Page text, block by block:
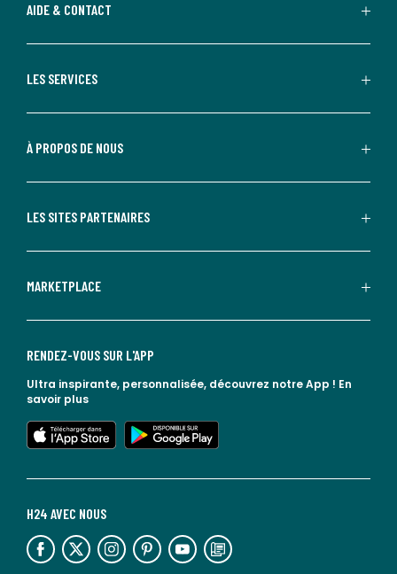
AIDE & CONTACT
LES SERVICES
À PROPOS DE NOUS
LES SITES PARTENAIRES
MARKETPLACE
H24 AVEC NOUS
lien vers l'espace réseaux sociaux lien vers l'espace réseaux sociaux lien vers l'espace réseaux sociaux lien vers l'espace réseaux sociaux lien vers l'espace réseaux sociaux lien vers le blog la redoute
RENDEZ-VOUS SUR L'APP
Ultra inspirante, personnalisée, découvrez notre App ! En
savoir plus
lien vers l'app store
lien vers google play